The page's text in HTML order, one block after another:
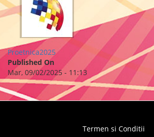
Proetnica2025
Published On
Mar, 09/02/2025 - 11:13
Termen si Conditii